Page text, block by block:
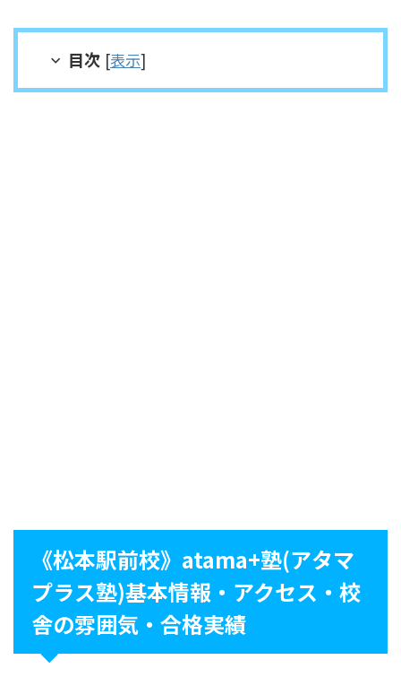
目次 [表示]
《松本駅前校》atama+塾(アタマ
プラス塾)基本情報・アクセス・校
舎の雰囲気・合格実績